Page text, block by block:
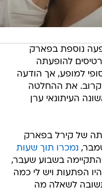
נוספת בפארק
להופעתה
למופע, אך הודעה
את ההחלטה
העיתונאי ערן
של קירל בפארק
נמכרו תוך שעות
בשבוע שעבר,
הפתעות ויש לי כמה
לשאלה מה